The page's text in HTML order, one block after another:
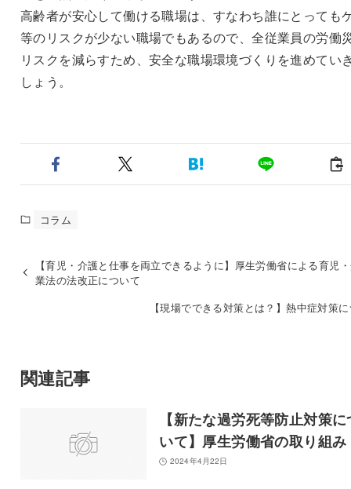
高齢者が安心して働ける職場は、すなわち誰にとっても
等のリスクが少ない職場でもあるので、全従業員の労働
リスクを減らすため、安全な職場環境づくりを進めてい
しょう。
コラム
【育児・介護と仕事を両立できるように】厚生労働省による育児
業法の法改正について
【現場でできる対策とは？】熱中症対策
関連記事
【新たな過労死等防止対策に
いて】厚生労働省の取り組み
2024年4月22日